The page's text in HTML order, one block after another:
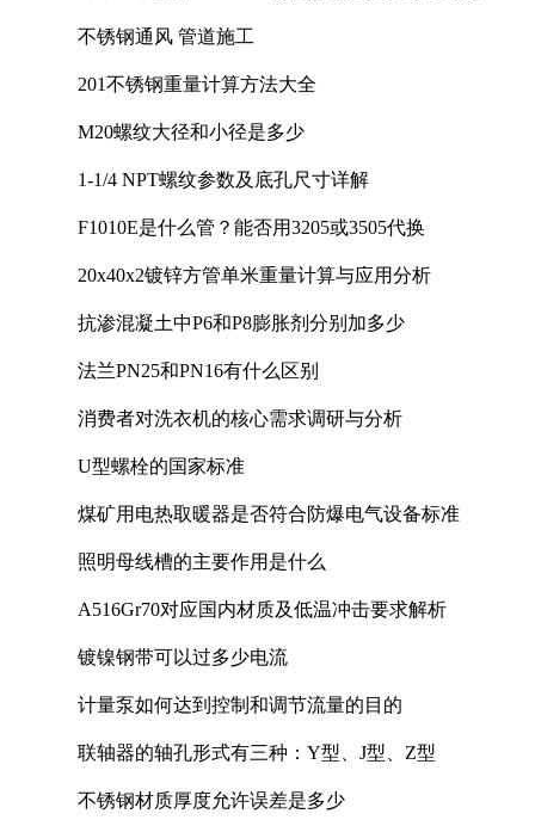
不锈钢通风 管道施工
201不锈钢重量计算方法大全
M20螺纹大径和小径是多少
1-1/4 NPT螺纹参数及底孔尺寸详解
F1010E是什么管？能否用3205或3505代换
20x40x2镀锌方管单米重量计算与应用分析
抗渗混凝土中P6和P8膨胀剂分别加多少
法兰PN25和PN16有什么区别
消费者对洗衣机的核心需求调研与分析
U型螺栓的国家标准
煤矿用电热取暖器是否符合防爆电气设备标准
照明母线槽的主要作用是什么
A516Gr70对应国内材质及低温冲击要求解析
镀镍钢带可以过多少电流
计量泵如何达到控制和调节流量的目的
联轴器的轴孔形式有三种：Y型、J型、Z型
不锈钢材质厚度允许误差是多少